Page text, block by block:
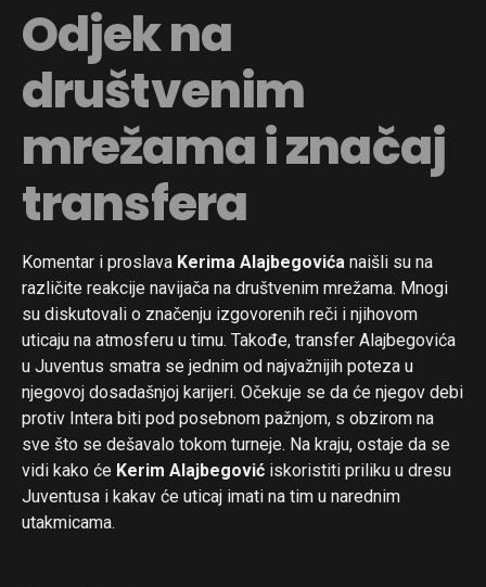
Odjek na
društvenim
mrežama i značaj
transfera
Komentar i proslava Kerima Alajbegovića naišli su na
različite reakcije navijača na društvenim mrežama. Mnogi
su diskutovali o značenju izgovorenih reči i njihovom
uticaju na atmosferu u timu. Takođe, transfer Alajbegovića
u Juventus smatra se jednim od najvažnijih poteza u
njegovoj dosadašnjoj karijeri. Očekuje se da će njegov debi
protiv Intera biti pod posebnom pažnjom, s obzirom na
sve što se dešavalo tokom turneje. Na kraju, ostaje da se
vidi kako će Kerim Alajbegović iskoristiti priliku u dresu
Juventusa i kakav će uticaj imati na tim u narednim
utakmicama.
Flipboard
Reddit
Pinterest
Whatsapp